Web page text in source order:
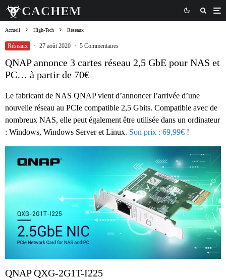
Accueil High-Tech Réseaux
Réseaux · 27 août 2020 · 5 Commentaires
QNAP annonce 3 cartes réseau 2,5 GbE pour NAS et
PC… à partir de 70€
Le fabricant de NAS QNAP vient d’annoncer l’arrivée d’une
nouvelle réseau au PCIe compatible 2,5 Gbits. Compatible avec de
nombreux NAS, elle peut également être utilisée dans un ordinateur
: Windows, Windows Server et Linux. Son prix : 69,99€ !
QNAP QXG-2G1T-I225